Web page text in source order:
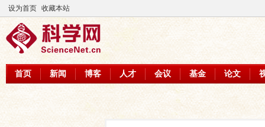
设为首页 收藏本站
首页 新闻 博客 人才 会议 基金 论文